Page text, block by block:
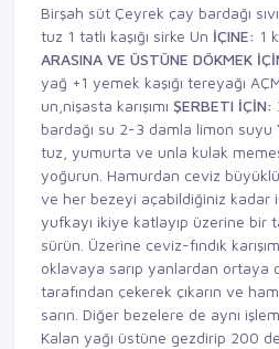
Birşah süt Çeyrek çay bardağı
tuz 1 tatlı kaşığı sirke Un İÇINE: 1
ARASINA VE ÜSTÜNE DÖKMEK
yağ +1 yemek kaşığı tereyağı
un,nişasta karışımı ŞERBETI İÇİN:
bardağı su 2-3 damla limon suyu
tuz, yumurta ve unla kulak
yoğurun. Hamurdan ceviz
ve her bezeyi açabildiğiniz kadar
yufkayı ikiye katlayıp üzerine bir
sürün. Üzerine ceviz-fındık
oklavaya sarıp yanlardan ortaya
tarafından çekerek çıkarın ve
sarın. Diğer bezelere de aynı
Kalan yağı üstüne gezdirip 200